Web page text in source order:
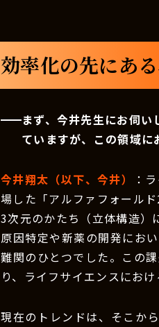
効率化の先にあ
まず、今井先生にお伺
ていますが、この領域に
今井翔太（以下、今井）
：
場した「アルファフォール
3次元のかたち（立体構造）
原因特定や新薬の開発にお
難関のひとつでした。この
り、ライフサイエンスにお
現在のトレンドは、そこか